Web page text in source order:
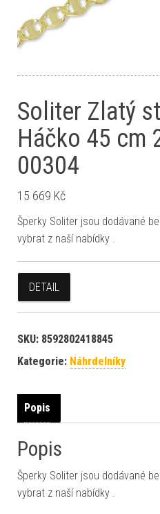
Soliter Zlatý
Háčko 45 cm
00304
15 669 Kč
Šperky Soliter jsou dodávané
vybrat z naší nabídky .
DETAIL
SKU: 8592802418845
Kategorie: Náhrdelníky
Popis
Popis
Šperky Soliter jsou dodávané
vybrat z naší nabídky .